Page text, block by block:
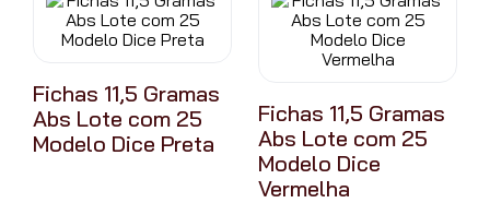
Fichas 11,5 Gramas
Abs Lote com 25
Modelo Dice Preta
Fichas 11,5 Gramas
Abs Lote com 25
Modelo Dice
Vermelha